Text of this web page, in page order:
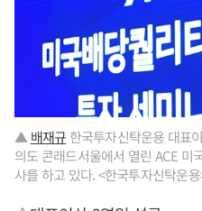
▲ 배재규 한국투자신탁운용 대표
의도 콘래드서울에서 열린 ACE 미
사를 하고 있다. <한국투자신탁운